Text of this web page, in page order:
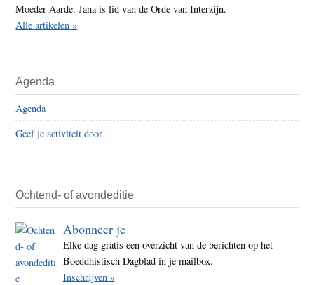
Moeder Aarde. Jana is lid van de Orde van Interzijn.
Alle artikelen »
Agenda
Agenda
Geef je activiteit door
Ochtend- of avondeditie
Abonneer je
Elke dag gratis een overzicht van de berichten op het
Boeddhistisch Dagblad in je mailbox.
Inschrijven »